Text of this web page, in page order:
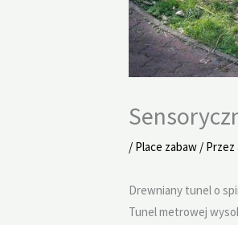
/ Place zabaw / Przez
Drewniany tunel o
Tunel metrowej